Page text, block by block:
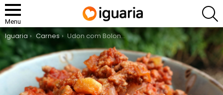
Menu
You are here:
Iguaria Carnes Udon com Bolonhesa de Enchidos